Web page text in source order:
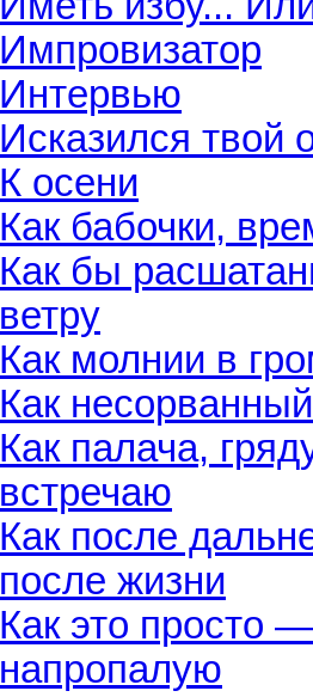
Импровизатор
Интервью
Исказился твой
К осени
Как бабочки,
Как бы
ветру
Как молнии в
Как
Как палача,
встречаю
Как после
после жизни
Как это просто
напропалую